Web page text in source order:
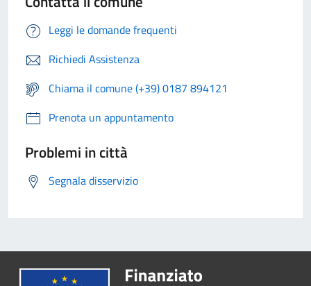
Leggi le domande frequenti
Richiedi Assistenza
Chiama il comune (+39) 0187 894121
Prenota un appuntamento
Problemi in città
Segnala disservizio